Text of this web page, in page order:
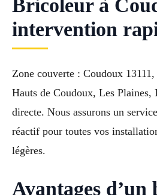
Bricoleur à
intervention
Zone couverte : Coudoux
Hauts de Coudoux, Les
directe. Nous assurons un
réactif pour toutes vos
légères.
Avantages